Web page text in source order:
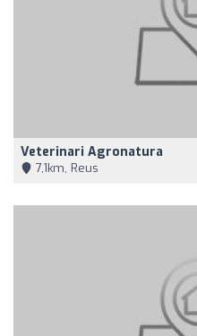
Veterinari Agronatura
7,1km, Reus